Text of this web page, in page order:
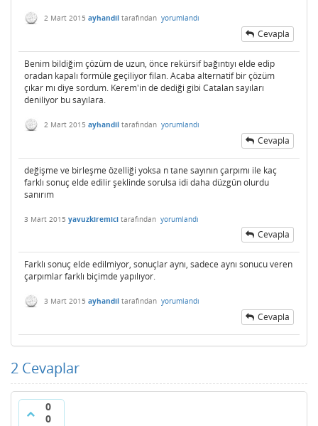
2 Mart 2015 ayhandil tarafından yorumlandı
Cevapla
Benim bildiğim çözüm de uzun, önce rekürsif bağıntıyı elde edip
oradan kapalı formüle geçiliyor filan. Acaba alternatif bir çözüm
çıkar mı diye sordum. Kerem'in de dediği gibi Catalan sayıları
deniliyor bu sayılara.
2 Mart 2015 ayhandil tarafından yorumlandı
Cevapla
değişme ve birleşme özelliği yoksa n tane sayının çarpımı ile kaç
farklı sonuç elde edilir şeklinde sorulsa idi daha düzgün olurdu
sanırım
3 Mart 2015 yavuzkiremici tarafından yorumlandı
Cevapla
Farklı sonuç elde edilmiyor, sonuçlar aynı, sadece aynı sonucu veren
çarpımlar farklı biçimde yapılıyor.
3 Mart 2015 ayhandil tarafından yorumlandı
Cevapla
2 Cevaplar
0
0